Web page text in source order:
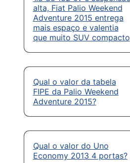
alta, Fiat Palio Weekend
Adventure 2015 entrega
mais espaço e valentia
que muito SUV compacto
Qual o valor da tabela
FIPE da Palio Weekend
Adventure 2015?
Qual o valor do Uno
Economy 2013 4 portas?